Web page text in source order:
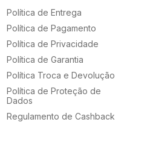
Política de Entrega
Política de Pagamento
Política de Privacidade
Política de Garantia
Política Troca e Devolução
Política de Proteção de
Dados
Regulamento de Cashback